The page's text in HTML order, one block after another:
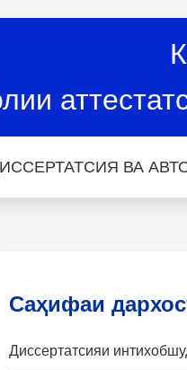
ВА
Саҳифаи
Диссертатсияи